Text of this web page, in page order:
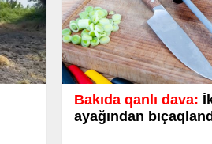
Bakıda qanlı dava:
ayağından